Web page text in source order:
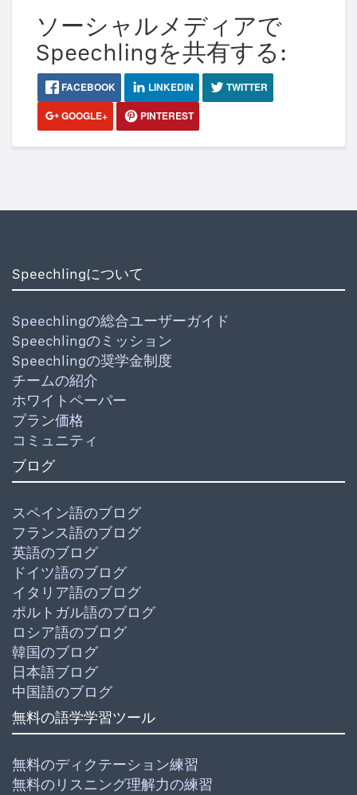
ソーシャルメディアで
Speechlingを共有する:
FACEBOOK LINKEDIN
TWITTER
GOOGLE+
PINTEREST
Speechlingについて
Speechlingの総合ユーザーガイド
Speechlingのミッション
Speechlingの奨学金制度
チームの紹介
ホワイトペーパー
プラン価格
コミュニティ
ブログ
スペイン語のブログ
フランス語のブログ
英語のブログ
ドイツ語のブログ
イタリア語のブログ
ポルトガル語のブログ
ロシア語のブログ
韓国のブログ
日本語ブログ
中国語のブログ
無料の語学学習ツール
無料のディクテーション練習
無料のリスニング理解力の練習